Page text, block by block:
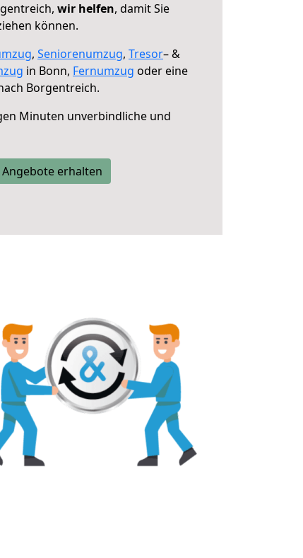
wir helfen, damit Sie
können.
, Seniorenumzug, Tresor– &
in Bonn, Fernumzug oder eine
Borgentreich.
Minuten unverbindliche und
erhalten